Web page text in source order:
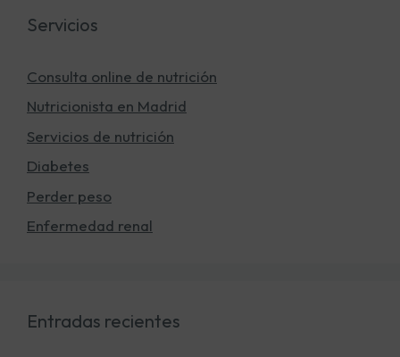
Servicios
Consulta online de nutrición
Nutricionista en Madrid
Servicios de nutrición
Diabetes
Perder peso
Enfermedad renal
Entradas recientes